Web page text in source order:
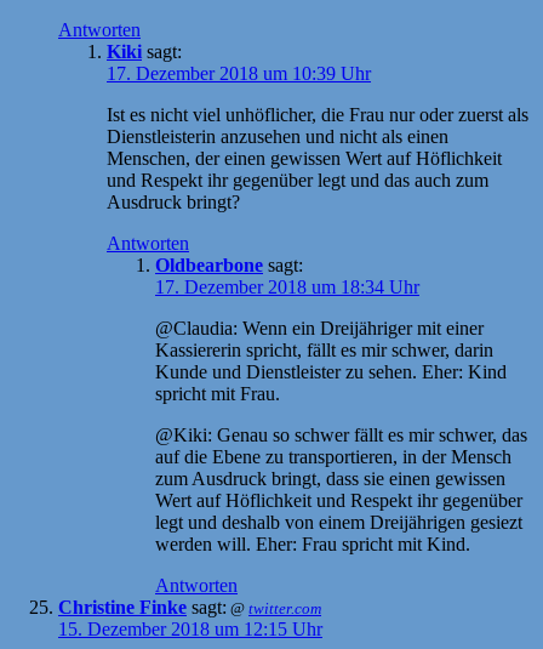
Antworten
Kiki sagt:
17. Dezember 2018 um 10:39 Uhr
Ist es nicht viel unhöflicher, die Frau nur oder zuerst als
Dienstleisterin anzusehen und nicht als einen
Menschen, der einen gewissen Wert auf Höflichkeit
und Respekt ihr gegenüber legt und das auch zum
Ausdruck bringt?
Antworten
Oldbearbone sagt:
17. Dezember 2018 um 18:34 Uhr
@Claudia: Wenn ein Dreijähriger mit einer
Kassiererin spricht, fällt es mir schwer, darin
Kunde und Dienstleister zu sehen. Eher: Kind
spricht mit Frau.
@Kiki: Genau so schwer fällt es mir schwer, das
auf die Ebene zu transportieren, in der Mensch
zum Ausdruck bringt, dass sie einen gewissen
Wert auf Höflichkeit und Respekt ihr gegenüber
legt und deshalb von einem Dreijährigen gesiezt
werden will. Eher: Frau spricht mit Kind.
Antworten
Christine Finke sagt: @ twitter.com
15. Dezember 2018 um 12:15 Uhr